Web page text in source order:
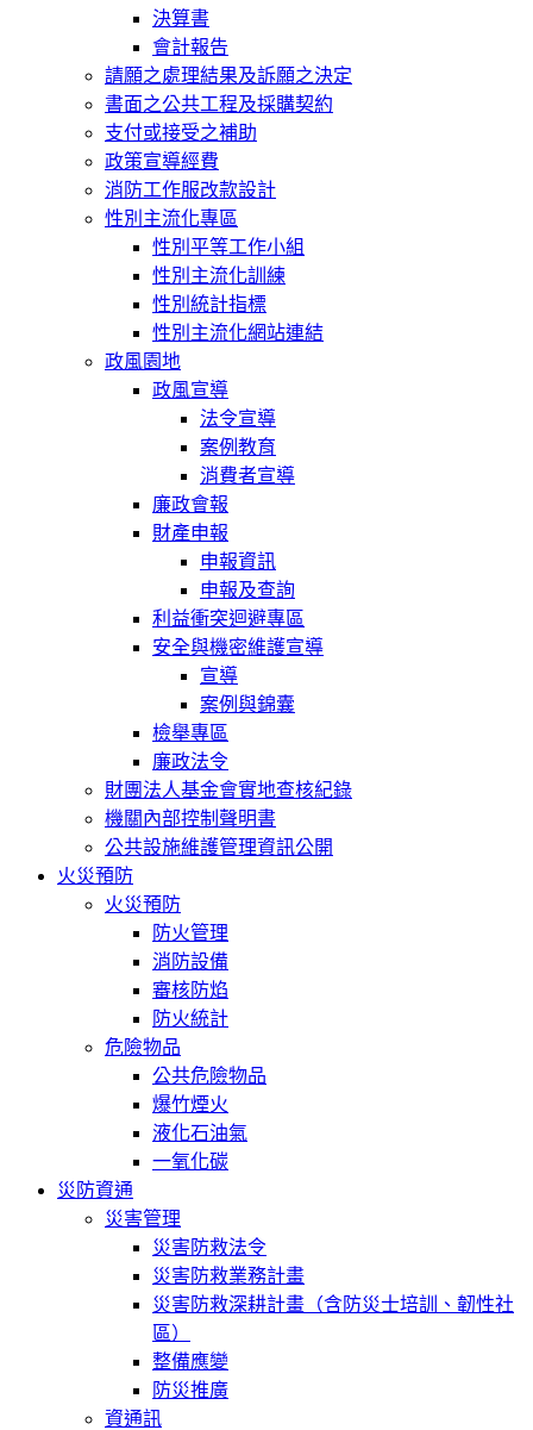
決算書
會計報告
請願之處理結果及訴願之決定
書面之公共工程及採購契約
支付或接受之補助
政策宣導經費
消防工作服改款設計
性別主流化專區
性別平等工作小組
性別主流化訓練
性別統計指標
性別主流化網站連結
政風園地
政風宣導
法令宣導
案例教育
消費者宣導
廉政會報
財產申報
申報資訊
申報及查詢
利益衝突迴避專區
安全與機密維護宣導
宣導
案例與錦囊
檢舉專區
廉政法令
財團法人基金會實地查核紀錄
機關內部控制聲明書
公共設施維護管理資訊公開
火災預防
火災預防
防火管理
消防設備
審核防焰
防火統計
危險物品
公共危險物品
爆竹煙火
液化石油氣
一氧化碳
災防資通
災害管理
災害防救法令
災害防救業務計畫
災害防救深耕計畫（含防災士培訓、韌性社
區）
整備應變
防災推廣
資通訊